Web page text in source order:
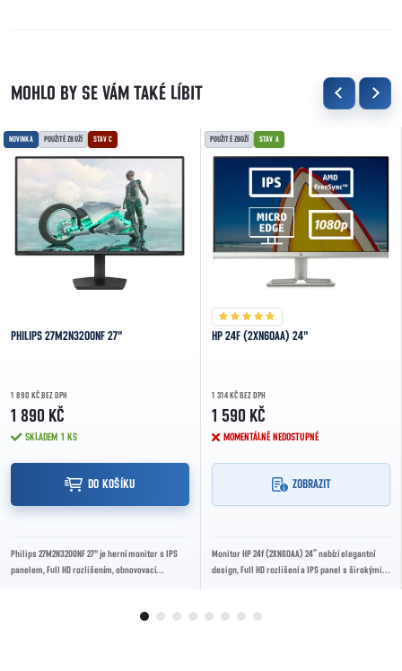
NOVINKA POUŽITÉ ZBOŽÍ STAV C
PHILIPS 27M2N3200NF 27"
1 890 KČ BEZ DPH
1 890 KČ
SKLADEM 1 KS
DO KOŠÍKU
Philips 27M2N3200NF 27" je herní monitor s IPS
panelem, Full HD rozlišením, obnovovací
POUŽITÉ ZBOŽÍ STAV A
HP 24F (2XN60AA) 24"
1 314 KČ BEZ DPH
1 590 KČ
MOMENTÁLNĚ NEDOSTUPNÉ
ZOBRAZIT
Monitor HP 24f (2XN60AA) 24” nabízí elegantní
design, Full HD rozlišení a IPS panel s širokými